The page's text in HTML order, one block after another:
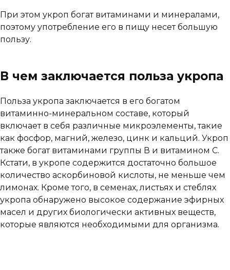
При этом укроп богат витаминами и минералами,
поэтому употребление его в пищу несет большую
пользу.
В чем заключается польза укропа
Польза укропа заключается в его богатом
витаминно-минеральном составе, который
включает в себя различные микроэлементы, такие
как фосфор, магний, железо, цинк и кальций. Укроп
также богат витаминами группы В и витамином С.
Кстати, в укропе содержится достаточно большое
количество аскорбиновой кислоты, не меньше чем
лимонах. Кроме того, в семенах, листьях и стеблях
укропа обнаружено высокое содержание эфирных
масел и других биологически активных веществ,
которые являются необходимыми для организма.